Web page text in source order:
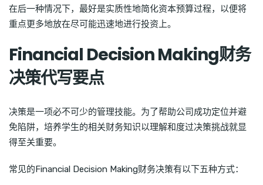
在后一种情况下，最好是实质性地简化资本预算过程，以便将
重点更多地放在尽可能迅速地进行投资上。
Financial Decision Making财务
决策代写要点
决策是一项必不可少的管理技能。为了帮助公司成功定位并避
免陷阱，培养学生的相关财务知识以理解和度过决策挑战就显
得至关重要。
常见的Financial Decision Making财务决策有以下五种方式：